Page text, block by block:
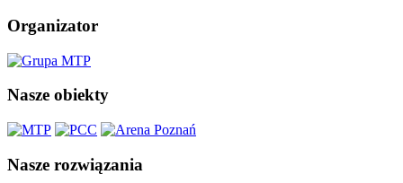
Organizator
Nasze obiekty
Nasze rozwiązania